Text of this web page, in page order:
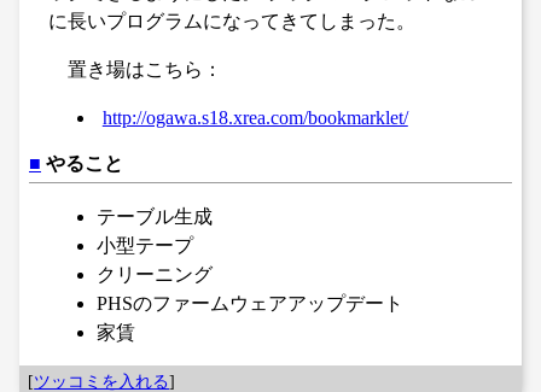
に長いプログラムになってきてしまった。
置き場はこちら：
http://ogawa.s18.xrea.com/bookmarklet/
■ やること
テーブル生成
小型テープ
クリーニング
PHSのファームウェアアップデート
家賃
[ツッコミを入れる]